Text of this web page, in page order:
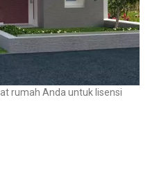
rumah Anda untuk lisensi